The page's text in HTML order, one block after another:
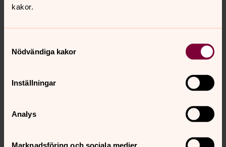
kakor.
Nödvändiga kakor
Inställningar
Analys
Marknadsföring och sociala medier
Kontakta oss i Heliga Korset